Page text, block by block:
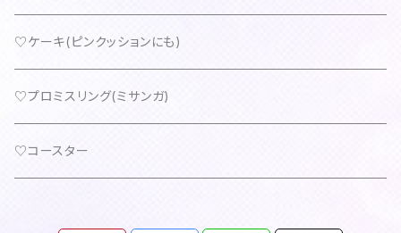
♡ケーキ(ピンクッションにも)
♡プロミスリング(ミサンガ)
♡コースター